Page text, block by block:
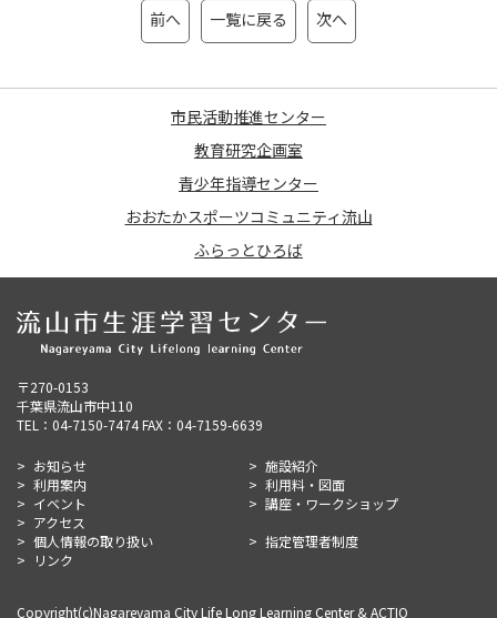
前へ 一覧に戻る 次へ
市民活動推進センター
教育研究企画室
青少年指導センター
おおたかスポーツコミュニティ流山
ふらっとひろば
〒270-0153
千葉県流山市中110
TEL：04-7150-7474 FAX：04-7159-6639
お知らせ
施設紹介
利用案内
利用料・図面
イベント
講座・ワークショップ
アクセス
個人情報の取り扱い
指定管理者制度
リンク
Copyright(c)Nagareyama City Life Long Learning Center & ACTIO